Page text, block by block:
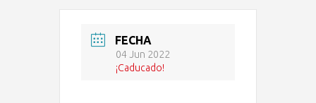
FECHA
04 Jun 2022
¡Caducado!